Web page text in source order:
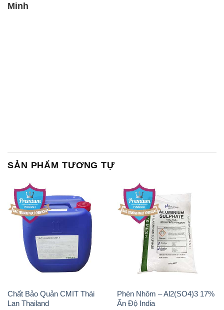
Minh
SẢN PHẨM TƯƠNG TỰ
Chất Bảo Quản CMIT Thái
Lan Thailand
Phèn Nhôm – Al2(SO4)3 17%
Ấn Độ India